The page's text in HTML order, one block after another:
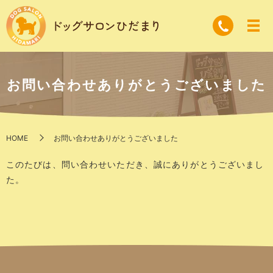
お問い合わせありがとうございました
HOME お問い合わせありがとうございました
このたびは、問い合わせいただき、誠にありがとうございまし
た。